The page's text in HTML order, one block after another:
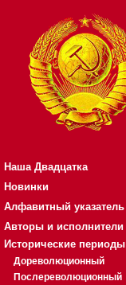
Наша Двадцатка
Новинки
Алфавитный указатель
Авторы и исполнители
Исторические периоды
Дореволюционный
Послереволюционный